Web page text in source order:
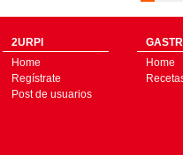
2URPI
Home
Regístrate
Post de usuarios
Home